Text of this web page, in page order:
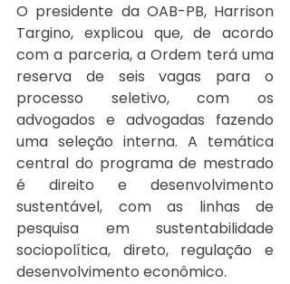
O presidente da OAB-PB, Harrison
Targino, explicou que, de acordo
com a parceria, a Ordem terá uma
reserva de seis vagas para o
processo seletivo, com os
advogados e advogadas fazendo
uma seleção interna. A temática
central do programa de mestrado
é direito e desenvolvimento
sustentável, com as linhas de
pesquisa em sustentabilidade
sociopolítica, direto, regulação e
desenvolvimento econômico.